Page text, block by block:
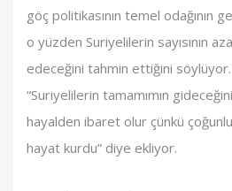
göç politikasının temel odağının
o yüzden Suriyelilerin sayısının
edeceğini tahmin ettiğini
“Suriyelilerin tamamımın
hayalden ibaret olur çünkü
hayat kurdu” diye ekliyor.